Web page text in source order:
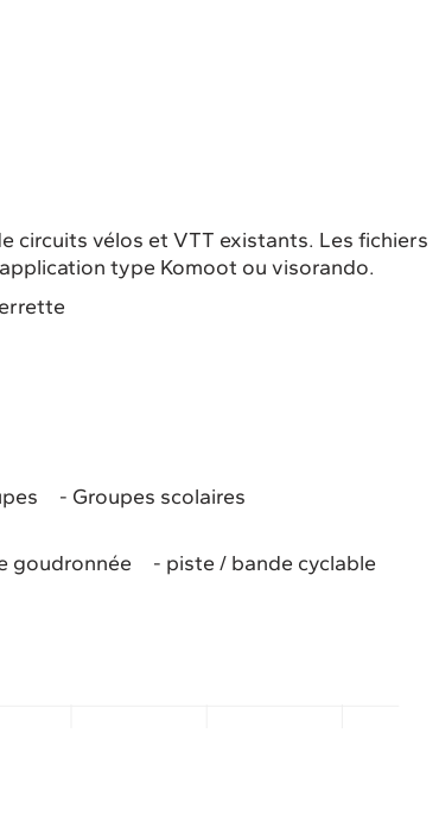
circuits vélos et VTT existants. Les fichiers
type Komoot ou visorando.
Groupes scolaires
goudronnée
piste / bande cyclable